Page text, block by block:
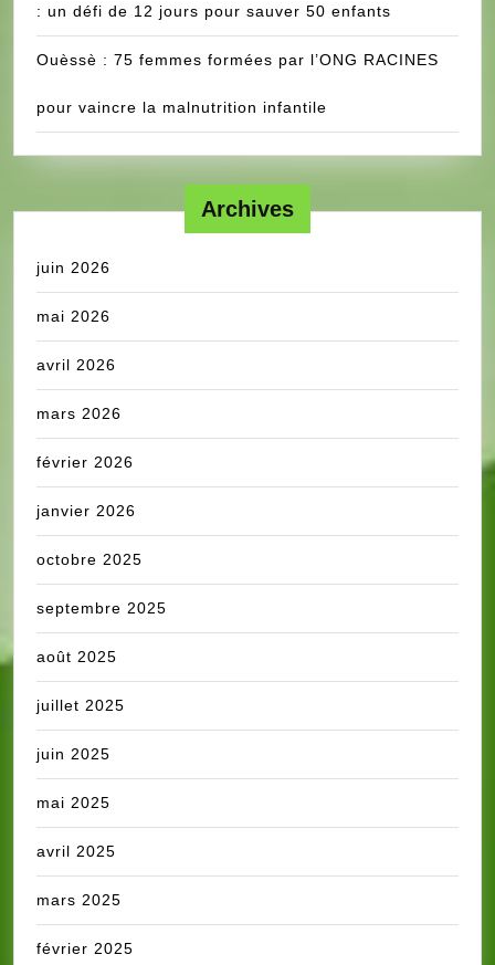
: un défi de 12 jours pour sauver 50 enfants
Ouèssè : 75 femmes formées par l’ONG RACINES
pour vaincre la malnutrition infantile
Archives
juin 2026
mai 2026
avril 2026
mars 2026
février 2026
janvier 2026
octobre 2025
septembre 2025
août 2025
juillet 2025
juin 2025
mai 2025
avril 2025
mars 2025
février 2025